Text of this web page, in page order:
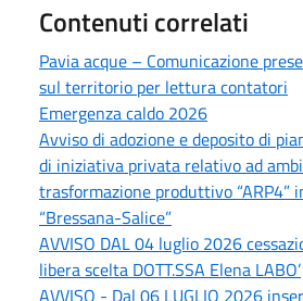
Contenuti correlati
Pavia acque – Comunicazione
sul territorio per lettura contatori
Emergenza caldo 2026
Avviso di adozione e deposito di
di iniziativa privata relativo ad
trasformazione produttivo “ARP4”
“Bressana-Salice”
AVVISO DAL 04 luglio 2026
libera scelta DOTT.SSA Elena LABO’
AVVISO - Dal 06 LUGLIO 2026